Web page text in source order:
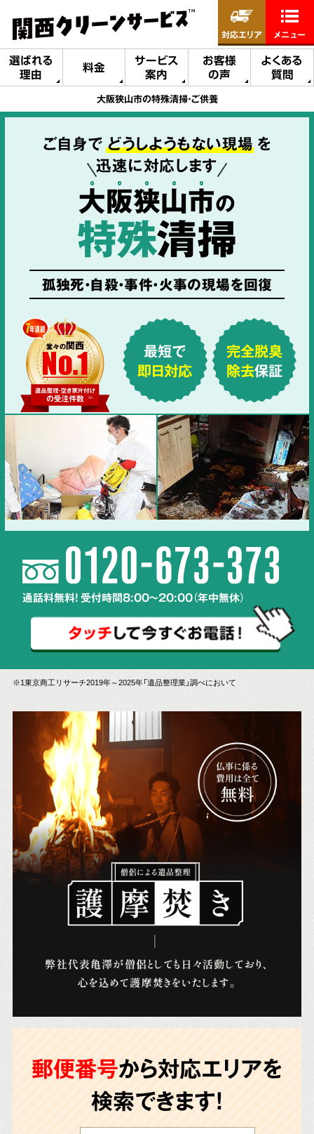
選ばれる
理由
料金
サービス
案内
お客様
の声
よくある
質問
対応エリア メニュー
大阪狭山市の特殊清掃・ご供養
ご自身で どうしようもない現場 を
迅速に対応します
大阪狭山市の
特殊清掃
孤独死・自殺・事件・火事の現場を回復
最短で
即日対応
完全脱臭
除去保証
通話料無料! 受付時間8:00～20:00（年中無休）
※1東京商工リサーチ2019年～2025年「遺品整理業」調べにおいて
郵便番号から対応エリアを
検索できます!